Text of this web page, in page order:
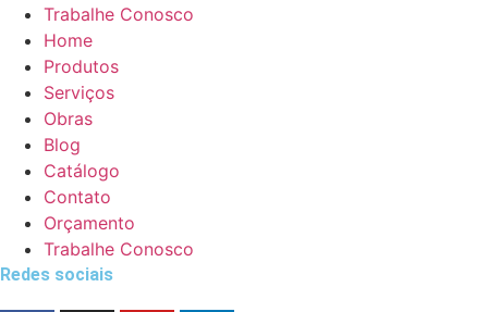
Trabalhe Conosco
Home
Produtos
Serviços
Obras
Blog
Catálogo
Contato
Orçamento
Trabalhe Conosco
Redes sociais